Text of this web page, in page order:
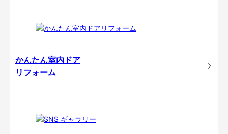
かんたん室内ドア
リフォーム